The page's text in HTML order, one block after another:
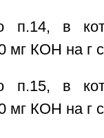
п.14, в
мг КОН на г
п.15, в
мг КОН на г